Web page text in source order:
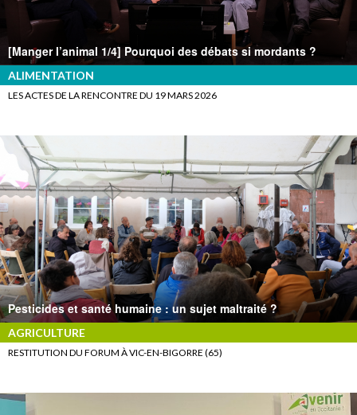
[Manger l’animal 1/4] Pourquoi des débats si mordants ?
ALIMENTATION
LES ACTES DE LA RENCONTRE DU 19 MARS 2026
Pesticides et santé humaine : un sujet maltraité ?
AGRICULTURE
RESTITUTION DU FORUM À VIC-EN-BIGORRE (65)